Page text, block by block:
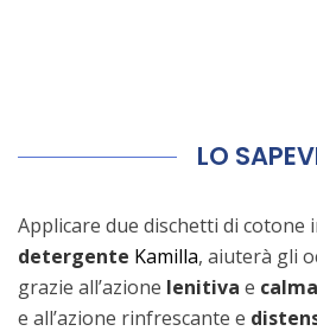
LO
Applicare due dischetti di cotone
detergente Kamilla, aiuterà gli
grazie all’azione lenitiva e
e all’azione rinfrescante e